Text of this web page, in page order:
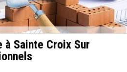
Sainte Croix Sur